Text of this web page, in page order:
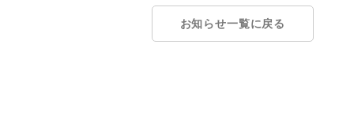
お知らせ一覧に戻る